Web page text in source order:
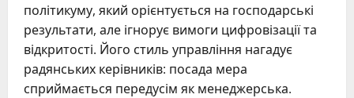
політикуму, який орієнтується на господарські
результати, але ігнорує вимоги цифровізації та
відкритості. Його стиль управління нагадує
радянських керівників: посада мера
сприймається передусім як менеджерська.